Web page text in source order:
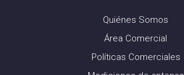
Quiénes Somos
Área Comercial
Políticas Comerciales